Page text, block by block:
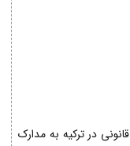
در ترکیه به مدارک